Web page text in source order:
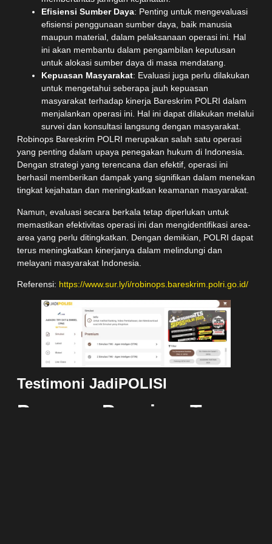
Efisiensi Sumber Daya: Penting untuk mengevaluasi
efisiensi penggunaan sumber daya, baik manusia
maupun material, dalam pelaksanaan operasi ini. Hal
ini akan membantu dalam pengambilan keputusan
untuk alokasi sumber daya di masa mendatang.
Kepuasan Masyarakat: Evaluasi juga perlu dilakukan
untuk mengetahui seberapa jauh kepuasan
masyarakat terhadap kinerja Bareskrim POLRI dalam
menjalankan operasi ini. Hal ini dapat dilakukan melalui
survei dan konsultasi langsung dengan masyarakat.
Robinops Bareskrim POLRI merupakan salah satu operasi
yang penting dalam upaya penegakan hukum di Indonesia.
Dengan strategi yang terencana dan efektif, operasi ini
berhasil memberikan dampak yang signifikan dalam menekan
tingkat kejahatan dan meningkatkan keamanan masyarakat.
Namun, evaluasi secara berkala tetap diperlukan untuk
memastikan efektivitas operasi ini dan mengidentifikasi area-
area yang perlu ditingkatkan. Dengan demikian, POLRI dapat
terus meningkatkan kinerjanya dalam melindungi dan
melayani masyarakat Indonesia.
Referensi: https://www.sur.ly/i/robinops.bareskrim.polri.go.id/
Testimoni JadiPOLISI
Program Premium Tes